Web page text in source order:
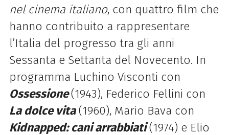
nel cinema italiano, con quattro film che
hanno contribuito a rappresentare
l’Italia del progresso tra gli anni
Sessanta e Settanta del Novecento. In
programma Luchino Visconti con
Ossessione(1943), Federico Fellini con
La dolce vita(1960), Mario Bava con
Kidnapped: cani arrabbiati(1974) e Elio